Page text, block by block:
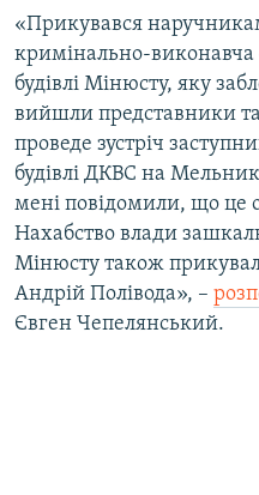
Усі сайти RFE/RL
«Прикувався
кримінально-виконавча
будівлі Мінюсту, яку
вийшли представники
проведе зустріч
будівлі ДКВС на
мені повідомили, що це
Нахабство влади
Мінюсту також
Андрій Полівода», –
Євген Чепелянський.